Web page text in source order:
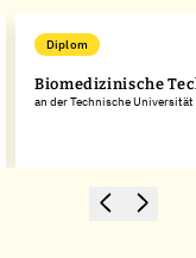
Diplom
Biomedizinische
an der Technische Universität